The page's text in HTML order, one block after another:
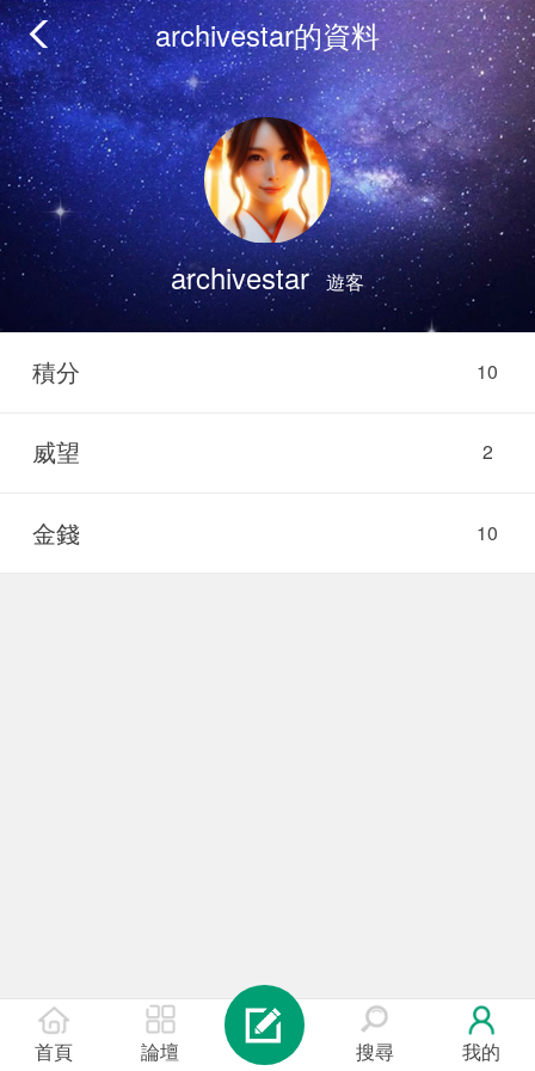
archivestar的資料
archivestar 遊客
10
積分
2
威望
10
金錢
首頁 論壇 搜尋 我的